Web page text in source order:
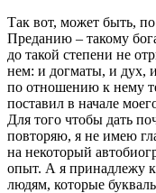
Так вот, может быть,
Преданию – такому
до такой степени не
нем: и догматы, и дух,
по отношению к нему
поставил в начале
Для того чтобы дать
повторяю, я не имею
на некоторый
опыт. А я принадлежу
людям, которые